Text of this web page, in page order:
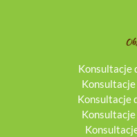
Konsultacje
Konsultacje